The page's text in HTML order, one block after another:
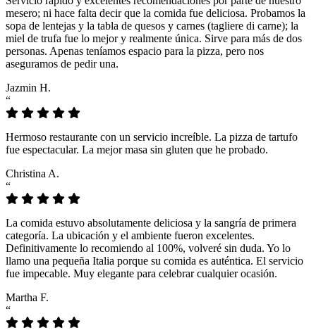
mesero; ni hace falta decir que la comida fue deliciosa. Probamos la
sopa de lentejas y la tabla de quesos y carnes (tagliere di carne); la
miel de trufa fue lo mejor y realmente única. Sirve para más de dos
personas. Apenas teníamos espacio para la pizza, pero nos
aseguramos de pedir una.
Jazmin H.
“
Hermoso restaurante con un servicio increíble. La pizza de tartufo
fue espectacular. La mejor masa sin gluten que he probado.
Christina A.
“
La comida estuvo absolutamente deliciosa y la sangría de primera
categoría. La ubicación y el ambiente fueron excelentes.
Definitivamente lo recomiendo al 100%, volveré sin duda. Yo lo
llamo una pequeña Italia porque su comida es auténtica. El servicio
fue impecable. Muy elegante para celebrar cualquier ocasión.
Martha F.
“